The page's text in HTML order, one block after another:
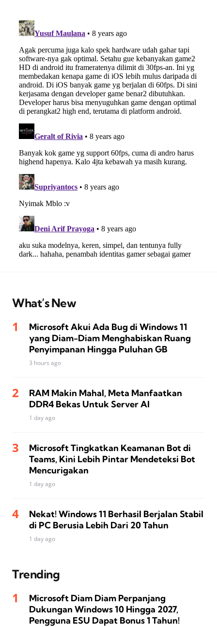
What’s New
Microsoft Akui Ada Bug di Windows 11
yang Diam-Diam Menghabiskan Ruang
Penyimpanan Hingga Puluhan GB
3 hours ago
RAM Makin Mahal, Meta Manfaatkan
DDR4 Bekas Untuk Server AI
1 day ago
Microsoft Tingkatkan Keamanan Bot di
Teams, Kini Lebih Pintar Mendeteksi Bot
Mencurigakan
1 day ago
Nekat! Windows 11 Berhasil Berjalan Stabil
di PC Berusia Lebih Dari 20 Tahun
1 day ago
Trending
Microsoft Diam Diam Perpanjang
Dukungan Windows 10 Hingga 2027,
Pengguna ESU Dapat Bonus 1 Tahun!